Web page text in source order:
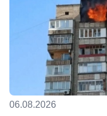
06.08.2026